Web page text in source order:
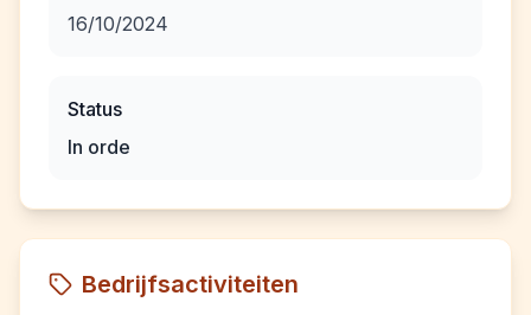
16/10/2024
Status
In orde
Bedrijfsactiviteiten